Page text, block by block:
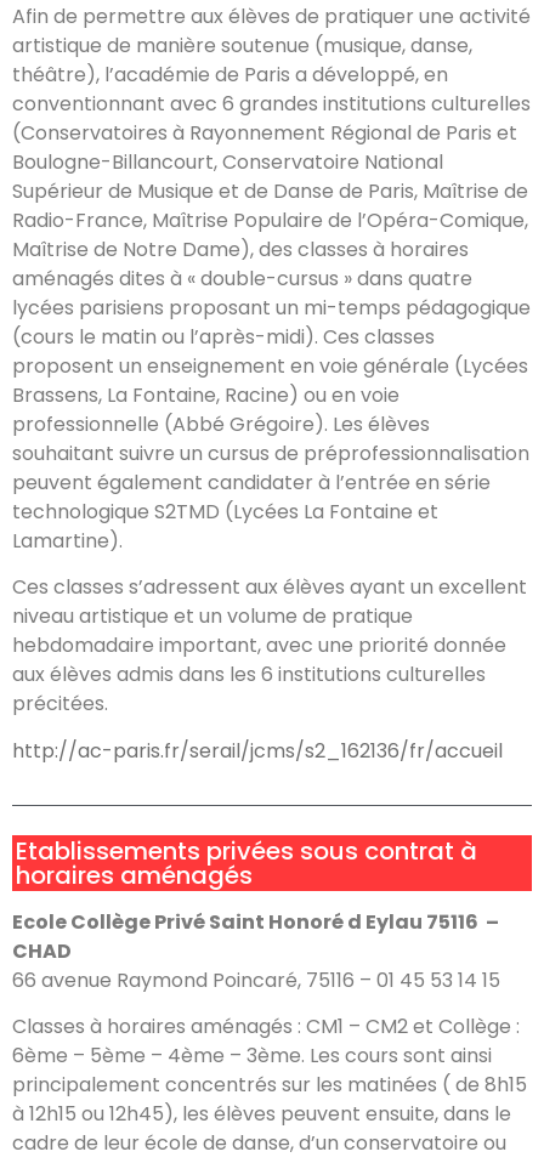
Afin de permettre aux élèves de pratiquer une activité
artistique de manière soutenue (musique, danse,
théâtre), l’académie de Paris a développé, en
conventionnant avec 6 grandes institutions culturelles
(Conservatoires à Rayonnement Régional de Paris et
Boulogne-Billancourt, Conservatoire National
Supérieur de Musique et de Danse de Paris, Maîtrise de
Radio-France, Maîtrise Populaire de l’Opéra-Comique,
Maîtrise de Notre Dame), des classes à horaires
aménagés dites à « double-cursus » dans quatre
lycées parisiens proposant un mi-temps pédagogique
(cours le matin ou l’après-midi). Ces classes
proposent un enseignement en voie générale (Lycées
Brassens, La Fontaine, Racine) ou en voie
professionnelle (Abbé Grégoire). Les élèves
souhaitant suivre un cursus de préprofessionnalisation
peuvent également candidater à l’entrée en série
technologique S2TMD (Lycées La Fontaine et
Lamartine).
Ces classes s’adressent aux élèves ayant un excellent
niveau artistique et un volume de pratique
hebdomadaire important, avec une priorité donnée
aux élèves admis dans les 6 institutions culturelles
précitées.
http://ac-paris.fr/serail/jcms/s2_162136/fr/accueil
Etablissements privées sous contrat à
horaires aménagés
Ecole Collège Privé Saint Honoré d Eylau 75116 –
CHAD
66 avenue Raymond Poincaré, 75116 – 01 45 53 14 15
Classes à horaires aménagés : CM1 – CM2 et Collège :
6ème – 5ème – 4ème – 3ème. Les cours sont ainsi
principalement concentrés sur les matinées ( de 8h15
à 12h15 ou 12h45), les élèves peuvent ensuite, dans le
cadre de leur école de danse, d’un conservatoire ou